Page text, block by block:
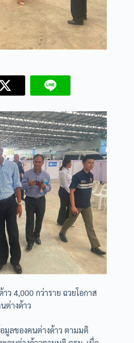
ว 4,000 กว่าราย ฉวยโอกาส
ต่างด้าว
มูลของคนต่างด้าว ตามมติ